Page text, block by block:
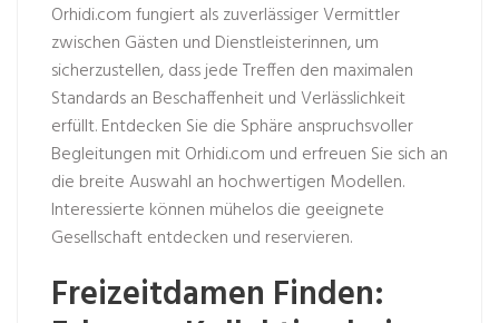
Orhidi.com fungiert als zuverlässiger Vermittler
zwischen Gästen und Dienstleisterinnen, um
sicherzustellen, dass jede Treffen den maximalen
Standards an Beschaffenheit und Verlässlichkeit
erfüllt. Entdecken Sie die Sphäre anspruchsvoller
Begleitungen mit Orhidi.com und erfreuen Sie sich an
die breite Auswahl an hochwertigen Modellen.
Interessierte können mühelos die geeignete
Gesellschaft entdecken und reservieren.
Freizeitdamen Finden: